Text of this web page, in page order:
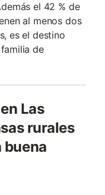
el 42 % de
al menos dos
es el destino
de
Las
rurales
buena